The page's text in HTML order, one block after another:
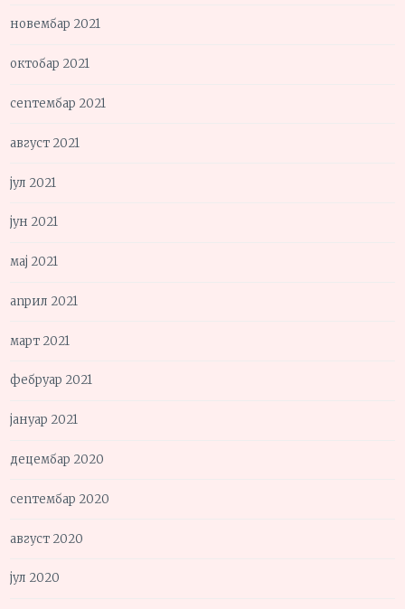
новембар 2021
октобар 2021
септембар 2021
август 2021
јул 2021
јун 2021
мај 2021
април 2021
март 2021
фебруар 2021
јануар 2021
децембар 2020
септембар 2020
август 2020
јул 2020